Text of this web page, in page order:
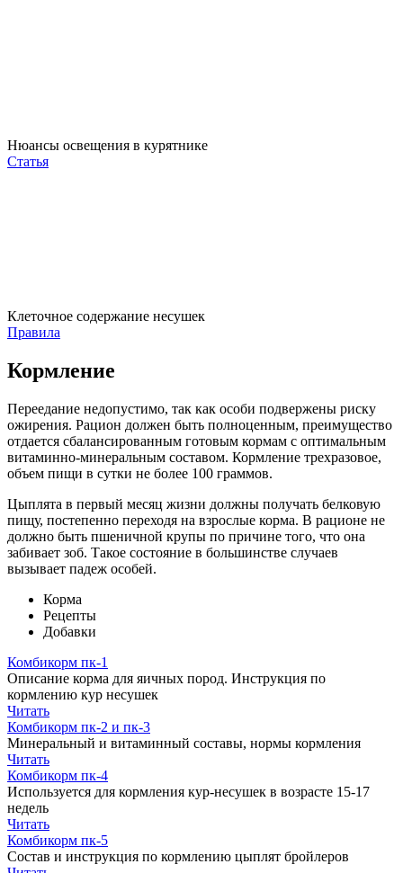
Нюансы освещения в курятнике
Статья
Клеточное содержание несушек
Правила
Кормление
Переедание недопустимо, так как особи подвержены риску
ожирения. Рацион должен быть полноценным, преимущество
отдается сбалансированным готовым кормам с оптимальным
витаминно-минеральным составом. Кормление трехразовое,
объем пищи в сутки не более 100 граммов.
Цыплята в первый месяц жизни должны получать белковую
пищу, постепенно переходя на взрослые корма. В рационе не
должно быть пшеничной крупы по причине того, что она
забивает зоб. Такое состояние в большинстве случаев
вызывает падеж особей.
Корма
Рецепты
Добавки
Комбикорм пк-1
Описание корма для яичных пород. Инструкция по
кормлению кур несушек
Читать
Комбикорм пк-2 и пк-3
Минеральный и витаминный составы, нормы кормления
Читать
Комбикорм пк-4
Используется для кормления кур-несушек в возрасте 15-17
недель
Читать
Комбикорм пк-5
Состав и инструкция по кормлению цыплят бройлеров